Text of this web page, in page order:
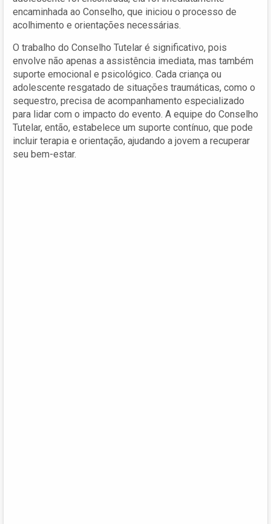
encaminhada ao Conselho, que iniciou o processo de
acolhimento e orientações necessárias.
O trabalho do Conselho Tutelar é significativo, pois
envolve não apenas a assistência imediata, mas também
suporte emocional e psicológico. Cada criança ou
adolescente resgatado de situações traumáticas, como o
sequestro, precisa de acompanhamento especializado
para lidar com o impacto do evento. A equipe do Conselho
Tutelar, então, estabelece um suporte contínuo, que pode
incluir terapia e orientação, ajudando a jovem a recuperar
seu bem-estar.